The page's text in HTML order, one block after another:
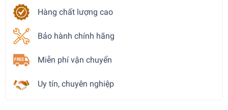
Hàng chất lượng cao
Bảo hành chính hãng
Miễn phí vận chuyển
Uy tín, chuyên nghiệp